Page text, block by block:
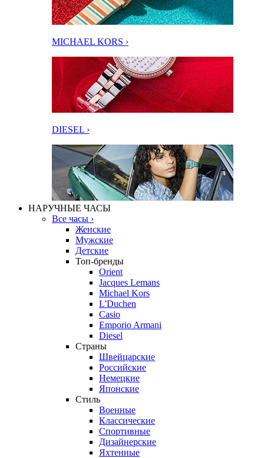
MICHAEL KORS ›
DIESEL ›
НАРУЧНЫЕ ЧАСЫ
Все часы ›
Женские
Мужские
Детские
Топ-бренды
Orient
Jacques Lemans
Michael Kors
L'Duchen
Casio
Emporio Armani
Diesel
Страны
Швейцарские
Российские
Немецкие
Японские
Стиль
Военные
Классические
Спортивные
Дизайнерские
Яхтенные